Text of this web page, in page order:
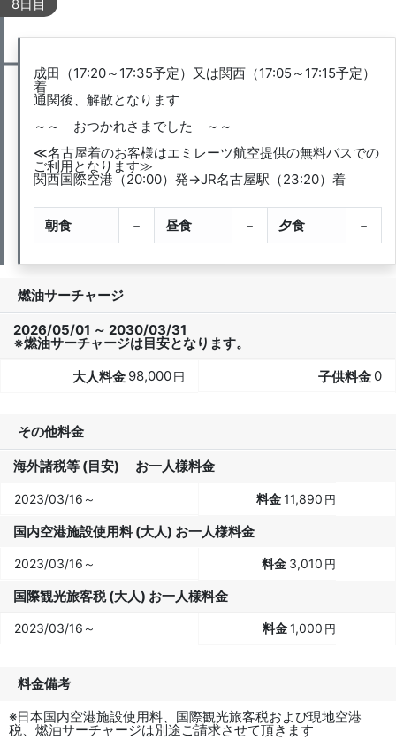
8日目
成田（17:20～17:35予定）又は関西（17:05～17:15予定）
着
通関後、解散となります
～～ おつかれさまでした ～～
≪名古屋着のお客様はエミレーツ航空提供の無料バスでの
ご利用となります≫
関西国際空港（20:00）発→JR名古屋駅（23:20）着
朝食 － 昼食 － 夕食 －
燃油サーチャージ
2026/05/01 ～ 2030/03/31
※燃油サーチャージは目安となります。
98,000 円 0
その他料金
海外諸税等 (目安) お一人様料金
2023/03/16～ 11,890 円
国内空港施設使用料 (大人) お一人様料金
2023/03/16～ 3,010 円
国際観光旅客税 (大人) お一人様料金
2023/03/16～ 1,000 円
料金備考
※日本国内空港施設使用料、国際観光旅客税および現地空港
税、燃油サーチャージは別途ご請求させて頂きます